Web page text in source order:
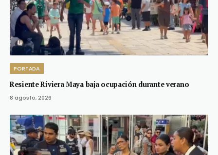
PORTADA
Resiente Riviera Maya baja ocupación durante verano
8 agosto, 2026